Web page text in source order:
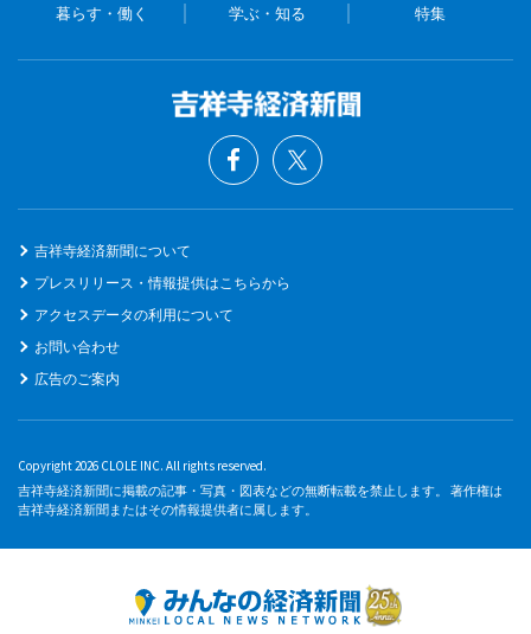
暮らす・働く 学ぶ・知る 特集
吉祥寺経済新聞について
プレスリリース・情報提供はこちらから
アクセスデータの利用について
お問い合わせ
広告のご案内
Copyright 2026 CLOLE INC. All rights reserved.
吉祥寺経済新聞に掲載の記事・写真・図表などの無断転載を禁止します。 著作権は
吉祥寺経済新聞またはその情報提供者に属します。